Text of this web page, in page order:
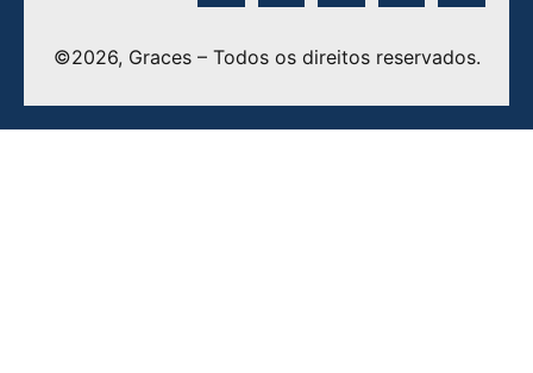
©2026, Graces – Todos os direitos reservados.